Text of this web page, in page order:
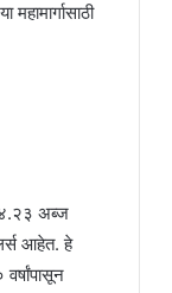
अब्ज
आहेत. हे